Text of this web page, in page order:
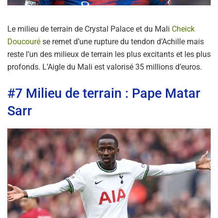
Le milieu de terrain de Crystal Palace et du Mali Cheick
Doucouré se remet d’une rupture du tendon d’Achille mais
reste l’un des milieux de terrain les plus excitants et les plus
profonds. L’Aigle du Mali est valorisé 35 millions d’euros.
#7 Milieu de terrain : Pape Matar
Sarr